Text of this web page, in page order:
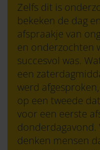
Zelfs dit is
bekeken de dag
afspraakje van
en onderzochten
succesvol was.
een
werd
op een tweede
voor een eerste
donderdagavond.
denken mensen